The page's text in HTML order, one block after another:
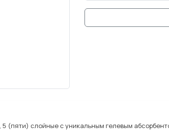
(пяти) слойные с уникальным гелевым